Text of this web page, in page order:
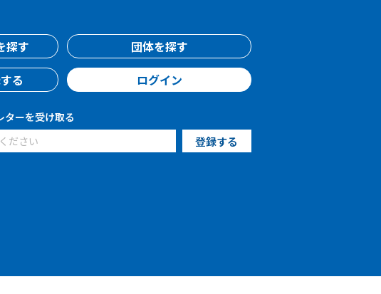
探す
団体を探す
る
ログイン
ターを受け取る